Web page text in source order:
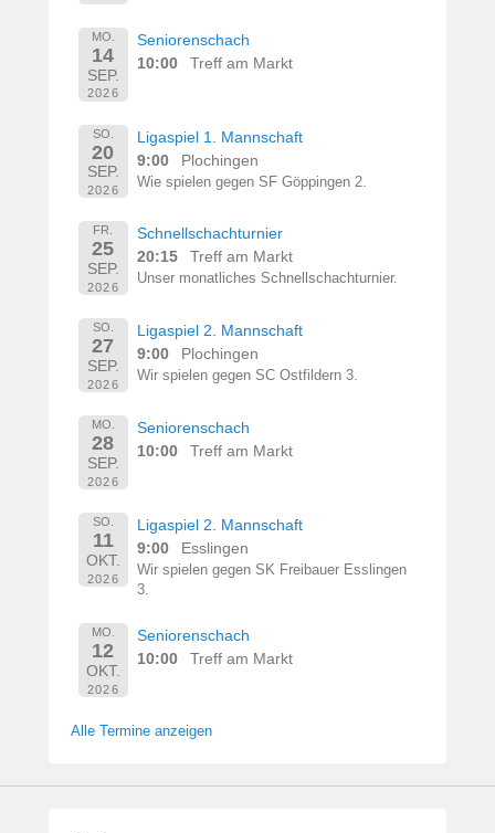
MO.
14
SEP.
2026
Seniorenschach
10:00
Treff am Markt
SO.
20
SEP.
2026
Ligaspiel 1. Mannschaft
9:00
Plochingen
Wie spielen gegen SF Göppingen 2.
FR.
25
SEP.
2026
Schnellschachturnier
20:15
Treff am Markt
Unser monatliches Schnellschachturnier.
SO.
27
SEP.
2026
Ligaspiel 2. Mannschaft
9:00
Plochingen
Wir spielen gegen SC Ostfildern 3.
MO.
28
SEP.
2026
Seniorenschach
10:00
Treff am Markt
SO.
11
OKT.
2026
Ligaspiel 2. Mannschaft
9:00
Esslingen
Wir spielen gegen SK Freibauer Esslingen
3.
MO.
12
OKT.
2026
Seniorenschach
10:00
Treff am Markt
Alle Termine anzeigen